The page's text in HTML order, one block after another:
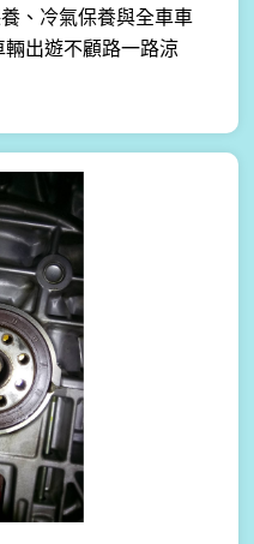
、冷氣保養與全車車
出遊不顧路一路涼